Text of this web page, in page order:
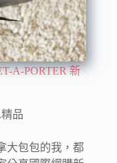
A-PORTER 新
品
大包包的我，都